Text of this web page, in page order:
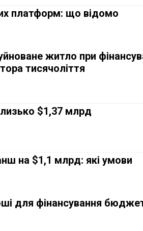
платформ: що відомо
житло при
тисячоліття
$1,37 млрд
на $1,1 млрд: які умови
для фінансування